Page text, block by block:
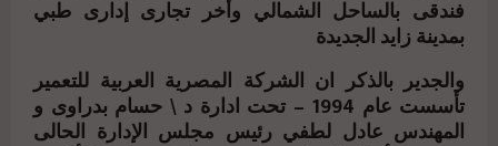
فندقى بالساحل الشمالي وأخر تجارى إدارى طبي
بمدينة زايد الجديدة
والجدير بالذكر ان الشركة المصرية العربية للتعمير
تأسست عام 1994 – تحت ادارة د \ حسام بدراوى و
المهندس عادل لطفي رئيس مجلس الإدارة الحالى